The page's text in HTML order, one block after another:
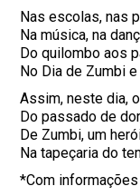
Nas escolas, nas
Na música, na
Do quilombo aos
No Dia de Zumbi
Assim, neste dia,
Do passado de
De Zumbi, um
Na tapeçaria do
*Com